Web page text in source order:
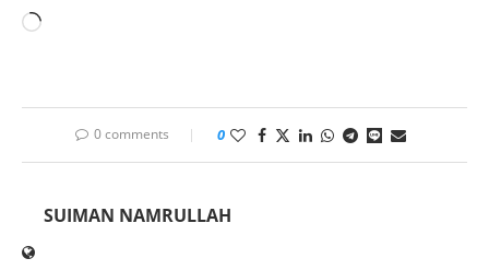
0 comments 0
SUIMAN NAMRULLAH